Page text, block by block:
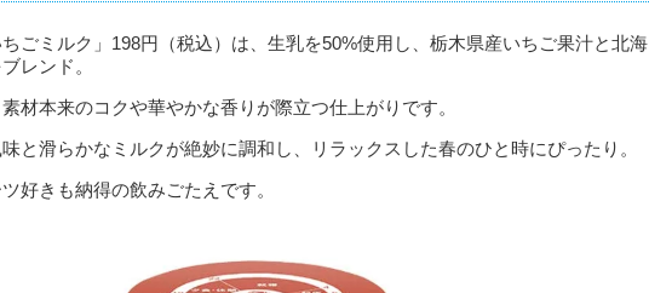
ちごミルク」198円（税込）は、生乳を50%使用し、栃木県産いちご果汁と北海
レンド。
材本来のコクや華やかな香りが際立つ仕上がりです。
と滑らかなミルクが絶妙に調和し、リラックスした春のひと時にぴったり。
好きも納得の飲みごたえです。